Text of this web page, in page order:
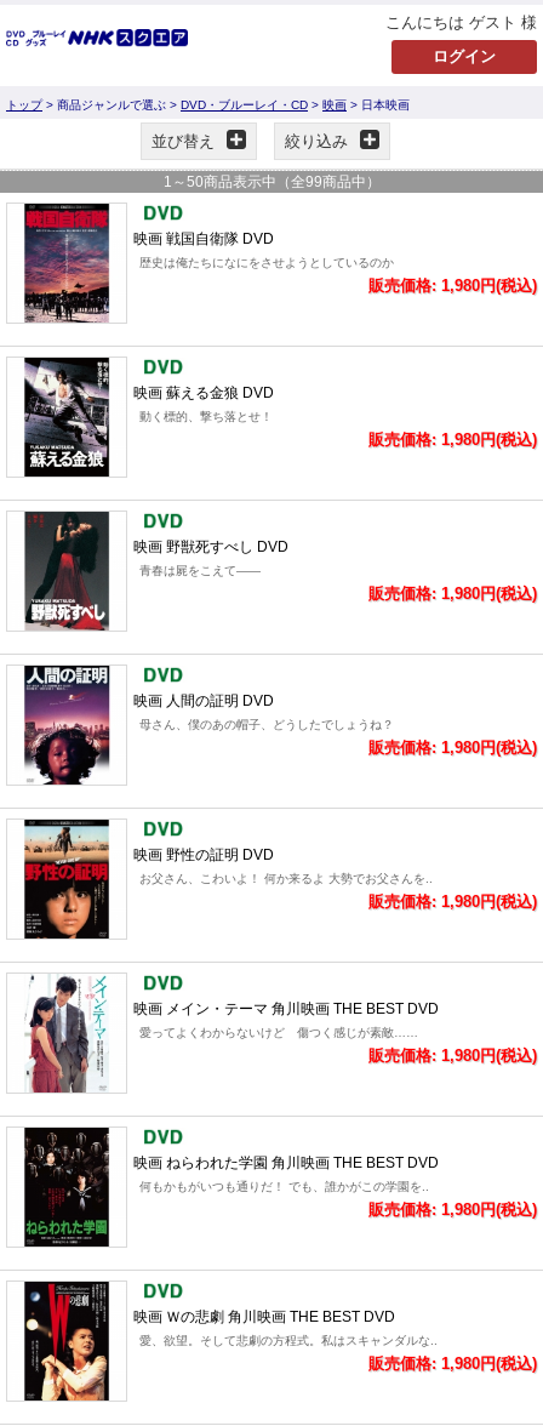
こんにちは ゲスト 様
トップ> 商品ジャンルで選ぶ > DVD・ブルーレイ・CD > 映画 > 日本映画
並び替え 絞り込み
1 ～ 50商品表示中（全99商品中）
映画 戦国自衛隊 DVD
歴史は俺たちになにをさせようとしているのか
販売価格: 1,980円(税込)
映画 蘇える金狼 DVD
動く標的、撃ち落とせ！
販売価格: 1,980円(税込)
映画 野獣死すべし DVD
青春は屍をこえて――
販売価格: 1,980円(税込)
映画 人間の証明 DVD
母さん、僕のあの帽子、どうしたでしょうね？
販売価格: 1,980円(税込)
映画 野性の証明 DVD
お父さん、こわいよ！ 何か来るよ 大勢でお父さんを..
販売価格: 1,980円(税込)
映画 メイン・テーマ 角川映画 THE BEST DVD
愛ってよくわからないけど 傷つく感じが素敵……
販売価格: 1,980円(税込)
映画 ねらわれた学園 角川映画 THE BEST DVD
何もかもがいつも通りだ！ でも、誰かがこの学園を..
販売価格: 1,980円(税込)
映画 Ｗの悲劇 角川映画 THE BEST DVD
愛、欲望。そして悲劇の方程式。私はスキャンダルな..
販売価格: 1,980円(税込)